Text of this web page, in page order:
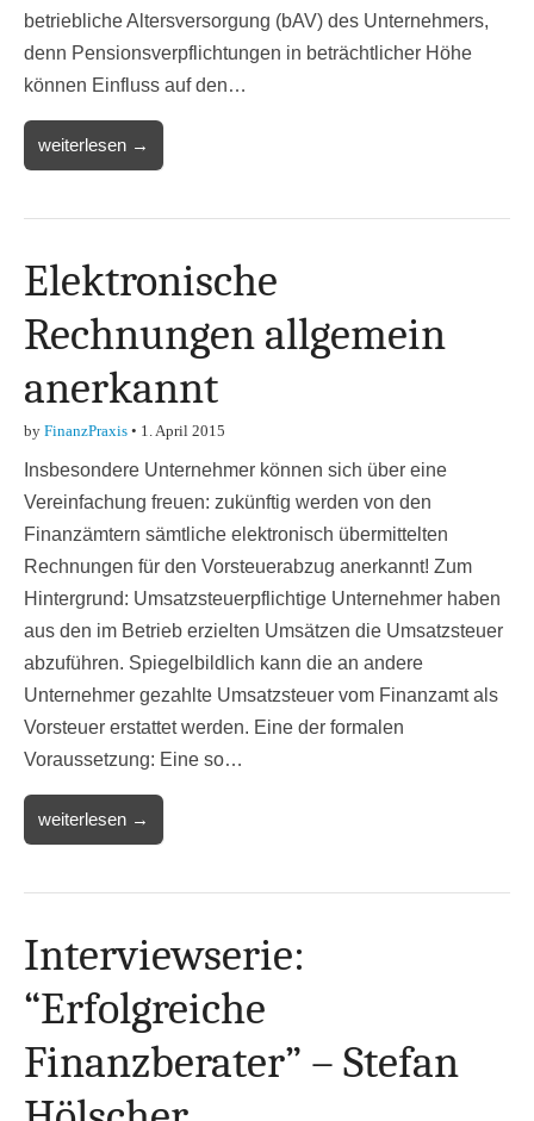
betriebliche Altersversorgung (bAV) des Unternehmers,
denn Pensionsverpflichtungen in beträchtlicher Höhe
können Einfluss auf den…
weiterlesen →
Elektronische
Rechnungen allgemein
anerkannt
by FinanzPraxis • 1. April 2015
Insbesondere Unternehmer können sich über eine
Vereinfachung freuen: zukünftig werden von den
Finanzämtern sämtliche elektronisch übermittelten
Rechnungen für den Vorsteuerabzug anerkannt! Zum
Hintergrund: Umsatzsteuerpflichtige Unternehmer haben
aus den im Betrieb erzielten Umsätzen die Umsatzsteuer
abzuführen. Spiegelbildlich kann die an andere
Unternehmer gezahlte Umsatzsteuer vom Finanzamt als
Vorsteuer erstattet werden. Eine der formalen
Voraussetzung: Eine so…
weiterlesen →
Interviewserie:
“Erfolgreiche
Finanzberater” – Stefan